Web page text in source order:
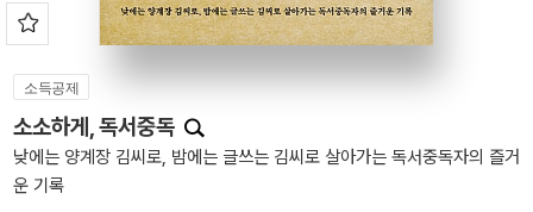
소득공제
소소하게, 독서중독
낮에는 양계장 김씨로, 밤에는 글쓰는 김씨로 살아가는 독서중독자의 즐거
운 기록